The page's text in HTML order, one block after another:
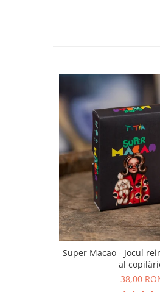
Super Macao - Jocul
al
38,00